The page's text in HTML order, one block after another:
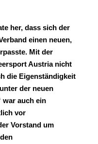
her, dass sich der
einen neuen,
Mit der
Austria nicht
die Eigenständigkeit
der neuen
war auch ein
vor
Vorstand um